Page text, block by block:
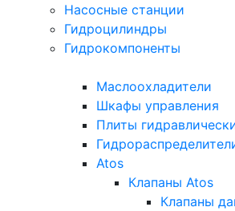
Насосные станции
Гидроцилиндры
Гидрокомпоненты
Маслоохладители
Шкафы управления
Плиты
Atos
Клапаны Atos
Клапаны